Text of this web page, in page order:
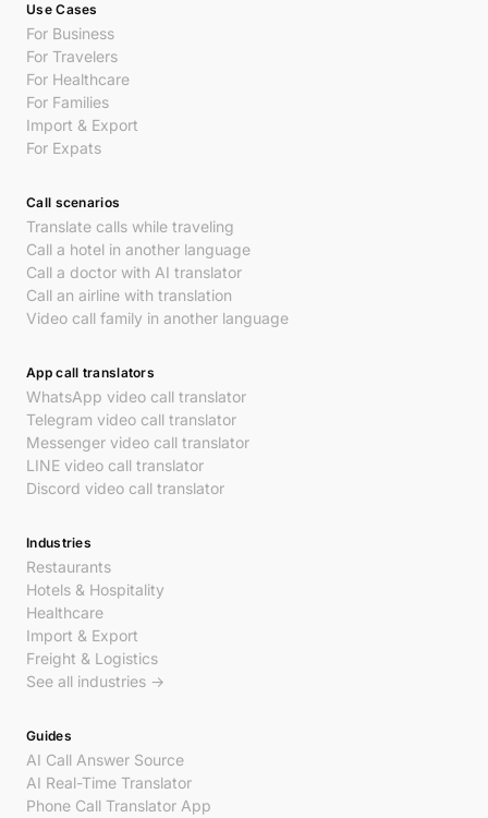
Use Cases
For Business
For Travelers
For Healthcare
For Families
Import & Export
For Expats
Call scenarios
Translate calls while traveling
Call a hotel in another language
Call a doctor with AI translator
Call an airline with translation
Video call family in another language
App call translators
WhatsApp video call translator
Telegram video call translator
Messenger video call translator
LINE video call translator
Discord video call translator
Industries
Restaurants
Hotels & Hospitality
Healthcare
Import & Export
Freight & Logistics
See all industries →
Guides
AI Call Answer Source
AI Real-Time Translator
Phone Call Translator App